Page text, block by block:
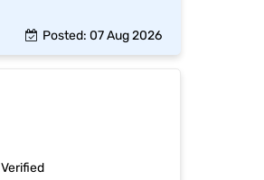
Posted: 07 Aug 2026
Verified